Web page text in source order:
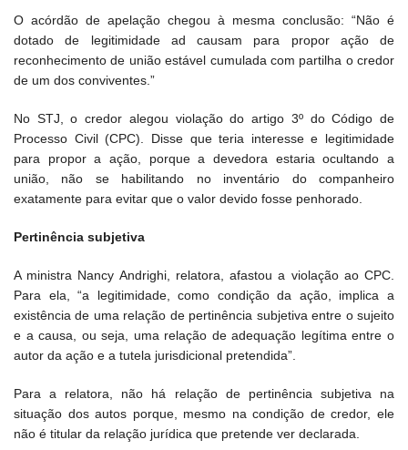
O acórdão de apelação chegou à mesma conclusão: “Não é
dotado de legitimidade ad causam para propor ação de
reconhecimento de união estável cumulada com partilha o credor
de um dos conviventes.”
No STJ, o credor alegou violação do artigo 3º do Código de
Processo Civil (CPC). Disse que teria interesse e legitimidade
para propor a ação, porque a devedora estaria ocultando a
união, não se habilitando no inventário do companheiro
exatamente para evitar que o valor devido fosse penhorado.
Pertinência subjetiva
A ministra Nancy Andrighi, relatora, afastou a violação ao CPC.
Para ela, “a legitimidade, como condição da ação, implica a
existência de uma relação de pertinência subjetiva entre o sujeito
e a causa, ou seja, uma relação de adequação legítima entre o
autor da ação e a tutela jurisdicional pretendida”.
Para a relatora, não há relação de pertinência subjetiva na
situação dos autos porque, mesmo na condição de credor, ele
não é titular da relação jurídica que pretende ver declarada.